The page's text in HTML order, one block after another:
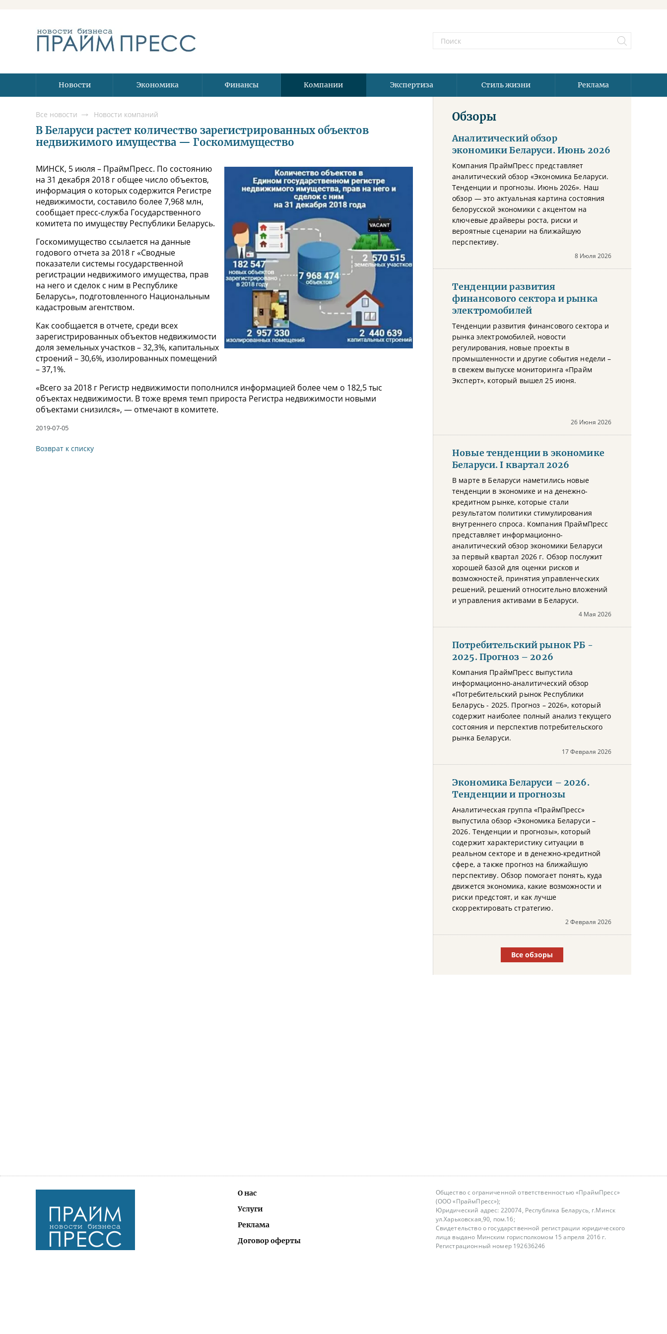
Новости Экономика Финансы Компании Экспертиза Стиль жизни Реклама
Все новости Новости компаний
В Беларуси растет количество зарегистрированных объектов
недвижимого имущества — Госкомимущество
МИНСК, 5 июля – ПраймПресс. По состоянию
на 31 декабря 2018 г общее число объектов,
информация о которых содержится Регистре
недвижимости, составило более 7,968 млн,
сообщает пресс-служба Государственного
комитета по имуществу Республики Беларусь.
Госкомимущество ссылается на данные
годового отчета за 2018 г «Сводные
показатели системы государственной
регистрации недвижимого имущества, прав
на него и сделок с ним в Республике
Беларусь», подготовленного Национальным
кадастровым агентством.
Как сообщается в отчете, среди всех
зарегистрированных объектов недвижимости
доля земельных участков – 32,3%, капитальных
строений – 30,6%, изолированных помещений
– 37,1%.
«Всего за 2018 г Регистр недвижимости пополнился информацией более чем о 182,5 тыс
объектах недвижимости. В тоже время темп прироста Регистра недвижимости новыми
объектами снизился», — отмечают в комитете.
2019-07-05
Возврат к списку
Обзоры
Аналитический обзор
экономики Беларуси. Июнь 2026
Компания ПраймПресс представляет
аналитический обзор «Экономика Беларуси.
Тенденции и прогнозы. Июнь 2026». Наш
обзор — это актуальная картина состояния
белорусской экономики с акцентом на
ключевые драйверы роста, риски и
вероятные сценарии на ближайшую
перспективу.
8 Июля 2026
Тенденции развития
финансового сектора и рынка
электромобилей
Тенденции развития финансового сектора и
рынка электромобилей, новости
регулирования, новые проекты в
промышленности и другие события недели –
в свежем выпуске мониторинга «Прайм
Эксперт», который вышел 25 июня.
26 Июня 2026
Новые тенденции в экономике
Беларуси. I квартал 2026
В марте в Беларуси наметились новые
тенденции в экономике и на денежно-
кредитном рынке, которые стали
результатом политики стимулирования
внутреннего спроса. Компания ПраймПресс
представляет информационно-
аналитический обзор экономики Беларуси
за первый квартал 2026 г. Обзор послужит
хорошей базой для оценки рисков и
возможностей, принятия управленческих
решений, решений относительно вложений
и управления активами в Беларуси.
4 Мая 2026
Потребительский рынок РБ -
2025. Прогноз – 2026
Компания ПраймПресс выпустила
информационно-аналитический обзор
«Потребительский рынок Республики
Беларусь - 2025. Прогноз – 2026», который
содержит наиболее полный анализ текущего
состояния и перспектив потребительского
рынка Беларуси.
17 Февраля 2026
Экономика Беларуси – 2026.
Тенденции и прогнозы
Аналитическая группа «ПраймПресс»
выпустила обзор «Экономика Беларуси –
2026. Тенденции и прогнозы», который
содержит характеристику ситуации в
реальном секторе и в денежно-кредитной
сфере, а также прогноз на ближайшую
перспективу. Обзор помогает понять, куда
движется экономика, какие возможности и
риски предстоят, и как лучше
скорректировать стратегию.
2 Февраля 2026
Все обзоры
О нас
Услуги
Реклама
Договор оферты
Общество с ограниченной ответственностью «ПраймПресс»
(ООО «ПраймПресс»);
Юридический адрес: 220074, Республика Беларусь, г.Минск
ул.Харьковская,90, пом.16;
Свидетельство о государственной регистрации юридического
лица выдано Минским горисполкомом 15 апреля 2016 г.
Регистрационный номер 192636246